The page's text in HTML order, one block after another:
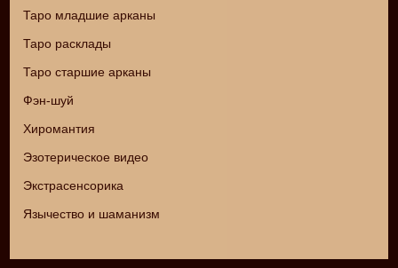
Таро младшие арканы
Таро расклады
Таро старшие арканы
Фэн-шуй
Хиромантия
Эзотерическое видео
Экстрасенсорика
Язычество и шаманизм